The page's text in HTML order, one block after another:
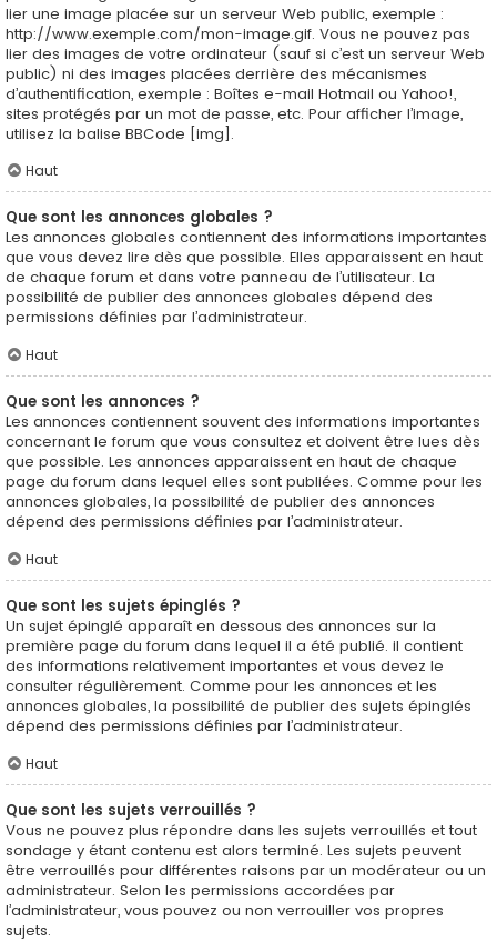
lier une image placée sur un serveur Web public, exemple :
http://www.exemple.com/mon-image.gif. Vous ne pouvez pas
lier des images de votre ordinateur (sauf si c’est un serveur Web
public) ni des images placées derrière des mécanismes
d’authentification, exemple : Boîtes e-mail Hotmail ou Yahoo!,
sites protégés par un mot de passe, etc. Pour afficher l’image,
utilisez la balise BBCode [img].
Haut
Que sont les annonces globales ?
Les annonces globales contiennent des informations importantes
que vous devez lire dès que possible. Elles apparaissent en haut
de chaque forum et dans votre panneau de l’utilisateur. La
possibilité de publier des annonces globales dépend des
permissions définies par l’administrateur.
Haut
Que sont les annonces ?
Les annonces contiennent souvent des informations importantes
concernant le forum que vous consultez et doivent être lues dès
que possible. Les annonces apparaissent en haut de chaque
page du forum dans lequel elles sont publiées. Comme pour les
annonces globales, la possibilité de publier des annonces
dépend des permissions définies par l’administrateur.
Haut
Que sont les sujets épinglés ?
Un sujet épinglé apparaît en dessous des annonces sur la
première page du forum dans lequel il a été publié. il contient
des informations relativement importantes et vous devez le
consulter régulièrement. Comme pour les annonces et les
annonces globales, la possibilité de publier des sujets épinglés
dépend des permissions définies par l’administrateur.
Haut
Que sont les sujets verrouillés ?
Vous ne pouvez plus répondre dans les sujets verrouillés et tout
sondage y étant contenu est alors terminé. Les sujets peuvent
être verrouillés pour différentes raisons par un modérateur ou un
administrateur. Selon les permissions accordées par
l’administrateur, vous pouvez ou non verrouiller vos propres
sujets.